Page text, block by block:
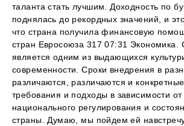
таланта стать лучшим. Доходность по
поднялась до рекордных значений, и
что страна получила финансовую
стран Евросоюза 317 07:31 Экономика.
является одним из выдающихся
современности. Сроки внедрения в
различаются, различаются и
требования и подходы в зависимости
национального регулирования и
страны. Думаю, мы пойдем ей